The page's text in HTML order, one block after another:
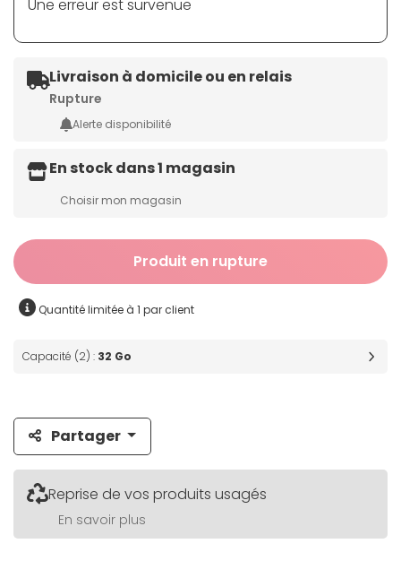
Une erreur est survenue
Livraison à domicile ou en relais
Rupture
Alerte disponibilité
En stock dans 1 magasin
Choisir mon magasin
Produit en rupture
Quantité limitée à 1 par client
Capacité (2) : 32 Go
Partager
Reprise de vos produits usagés
En savoir plus